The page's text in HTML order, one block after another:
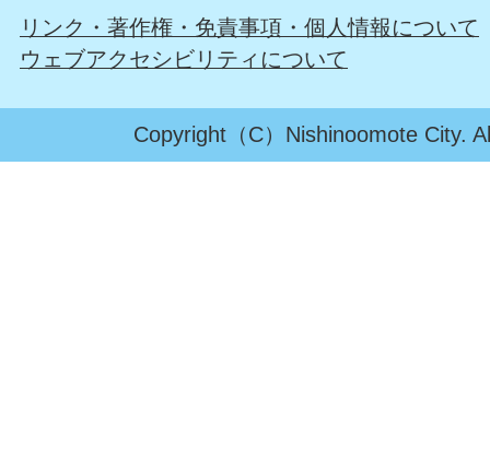
リンク・著作権・免責事項・個人情報について
ウェブアクセシビリティについて
Copyright（C）Nishinoomote City.